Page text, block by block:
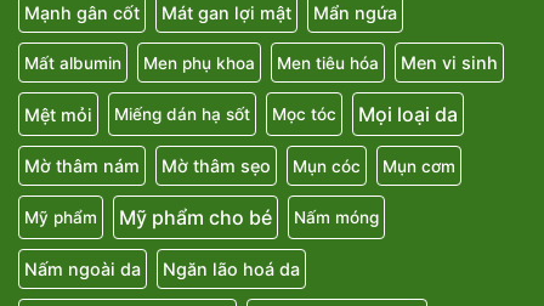
Mạnh gân cốt Mát gan lợi mật Mẩn ngứa
Mất albumin Men phụ khoa Men tiêu hóa Men vi sinh
Mệt mỏi Miếng dán hạ sốt Mọc tóc Mọi loại da
Mờ thâm nám Mờ thâm sẹo Mụn cóc Mụn cơm
Mỹ phẩm Mỹ phẩm cho bé Nấm móng
Nấm ngoài da Ngăn lão hoá da